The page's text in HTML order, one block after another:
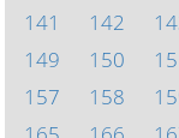
141
142
149
150
157
158